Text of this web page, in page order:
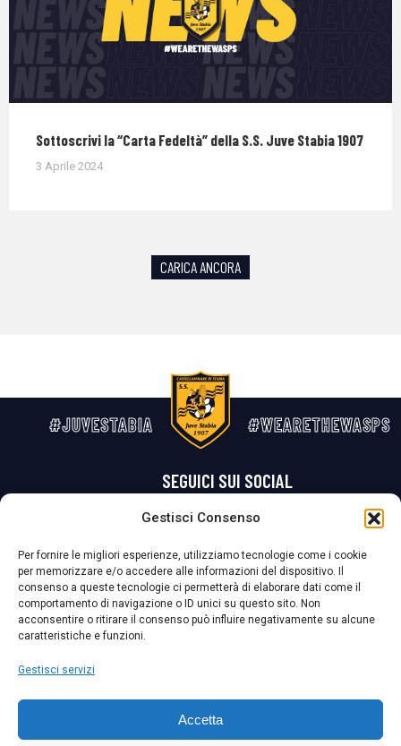
Gestisci Consenso
Per fornire le migliori esperienze, utilizziamo tecnologie come i cookie
per memorizzare e/o accedere alle informazioni del dispositivo. Il
consenso a queste tecnologie ci permetterà di elaborare dati come il
comportamento di navigazione o ID unici su questo sito. Non
acconsentire o ritirare il consenso può influire negativamente su alcune
caratteristiche e funzioni.
Gestisci servizi
Accetta
Sottoscrivi la “Carta Fedeltà” della S.S. Juve Stabia 1907
3 Aprile 2024
CARICA ANCORA
#JUVESTABIA #WEARETHEWASPS
SEGUICI SUI SOCIAL
La Società ha nominato il Responsabile della Protezione dei Dati Personali (DPO), figura specializzata che vigila sulle modalità adottate dalla
nostra Società per tutelare i Suoi dati personali.